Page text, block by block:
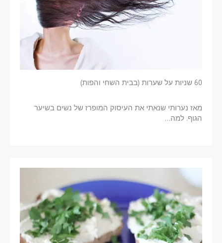
60 שניות על שערות (בבית השחי והפות)
מאז נערותי שנאתי את העיסוק המופרז של נשים בשיער
הגוף. למה…